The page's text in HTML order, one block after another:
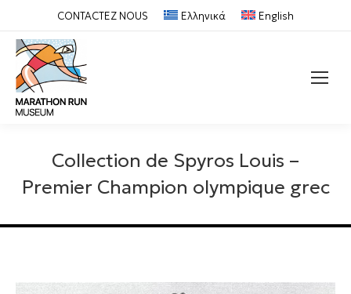
CONTACTEZ NOUS Ελληνικά English
Recherche
Collection de Spyros Louis –
Premier Champion olympique grec